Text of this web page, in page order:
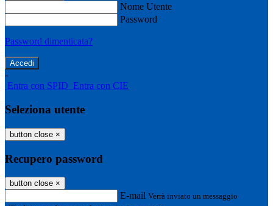
Nome Utente
Password
Password dimenticata?
-
Entra con SPID Entra con CIE
Seleziona utente
button close ×
Recupero password
button close ×
E-mail Verrà inviato un messaggio